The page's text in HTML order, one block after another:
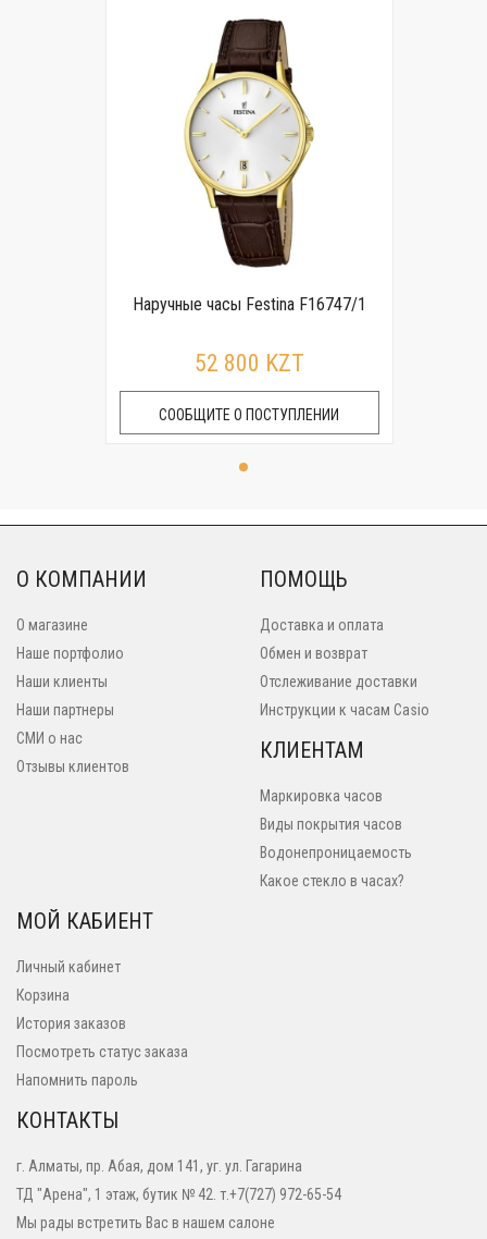
Наручные часы Festina F16747/1
52 800 KZT
СООБЩИТЕ О ПОСТУПЛЕНИИ
О КОМПАНИИ
О магазине
Наше портфолио
Наши клиенты
Наши партнеры
СМИ о нас
Отзывы клиентов
ПОМОЩЬ
Доставка и оплата
Обмен и возврат
Отслеживание доставки
Инструкции к часам Casio
КЛИЕНТАМ
Маркировка часов
Виды покрытия часов
Водонепроницаемость
Какое стекло в часах?
МОЙ КАБИЕНТ
Личный кабинет
Корзина
История заказов
Посмотреть статус заказа
Напомнить пароль
КОНТАКТЫ
г. Алматы, пр. Абая, дом 141, уг. ул. Гагарина
ТД "Арена", 1 этаж, бутик № 42. т.+7(727) 972-65-54
Мы рады встретить Вас в нашем салоне